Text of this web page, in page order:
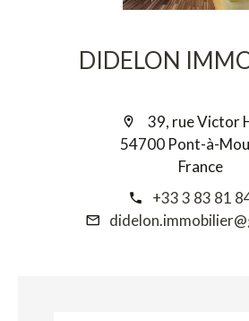
DIDELON
39, rue Victor
54700 Pont-à-
France
+33 3 83 81